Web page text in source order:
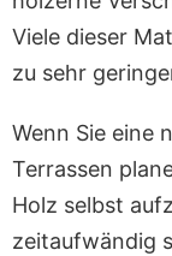
Viele dieser
zu sehr
Wenn Sie eine
Terrassen
Holz selbst
zeitaufwändig